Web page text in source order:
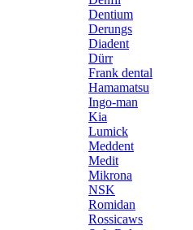
Dentium
Derungs
Diadent
Dürr
Frank dental
Hamamatsu
Ingo-man
Kia
Lumick
Meddent
Medit
Mikrona
NSK
Romidan
Rossicaws